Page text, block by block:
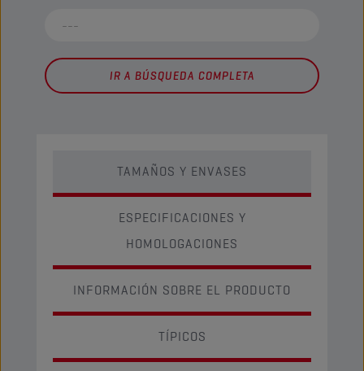
IR A BÚSQUEDA COMPLETA
TAMAÑOS Y ENVASES
ESPECIFICACIONES Y
HOMOLOGACIONES
INFORMACIÓN SOBRE EL PRODUCTO
TÍPICOS